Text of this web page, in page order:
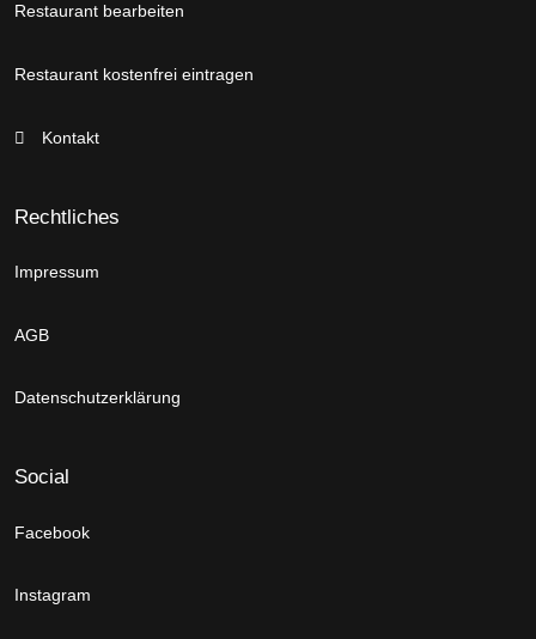
Restaurant bearbeiten
Restaurant kostenfrei eintragen
Kontakt
Rechtliches
Impressum
AGB
Datenschutzerklärung
Social
Facebook
Instagram